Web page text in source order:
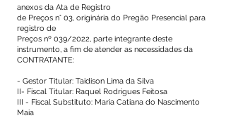
anexos da Ata de Registro
de Preços n° 03, originária do Pregão Presencial para
registro de
Preços nº 039/2022, parte integrante deste
instrumento, a fim de atender as necessidades da
CONTRATANTE:
- Gestor Titular: Taidison Lima da Silva
II- Fiscal Titular: Raquel Rodrigues Feitosa
III - Fiscal Substituto: Maria Catiana do Nascimento
Maia